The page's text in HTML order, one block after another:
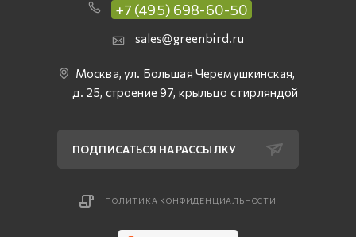
+7 (495) 698-60-50
sales@greenbird.ru
Москва, ул. Большая Черемушкинская,
д. 25, строение 97, крыльцо с гирляндой
ПОДПИСАТЬСЯ НА РАССЫЛКУ
ПОЛИТИКА КОНФИДЕНЦИАЛЬНОСТИ